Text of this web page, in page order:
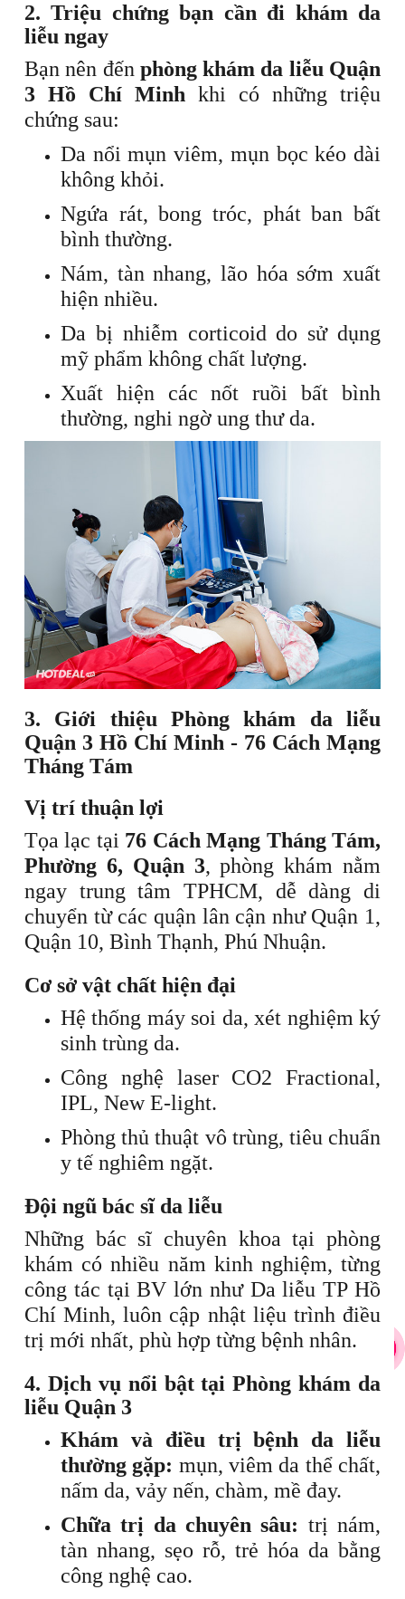
2. Triệu chứng bạn cần đi khám da
liễu ngay
Bạn nên đến phòng khám da liễu Quận
3 Hồ Chí Minh khi có những triệu
chứng sau:
Da nổi mụn viêm, mụn bọc kéo dài
không khỏi.
Ngứa rát, bong tróc, phát ban bất
bình thường.
Nám, tàn nhang, lão hóa sớm xuất
hiện nhiều.
Da bị nhiễm corticoid do sử dụng
mỹ phẩm không chất lượng.
Xuất hiện các nốt ruồi bất bình
thường, nghi ngờ ung thư da.
3. Giới thiệu Phòng khám da liễu
Quận 3 Hồ Chí Minh - 76 Cách Mạng
Tháng Tám
Vị trí thuận lợi
Tọa lạc tại 76 Cách Mạng Tháng Tám,
Phường 6, Quận 3, phòng khám nằm
ngay trung tâm TPHCM, dễ dàng di
chuyển từ các quận lân cận như Quận 1,
Quận 10, Bình Thạnh, Phú Nhuận.
Cơ sở vật chất hiện đại
Hệ thống máy soi da, xét nghiệm ký
sinh trùng da.
Công nghệ laser CO2 Fractional,
IPL, New E-light.
Phòng thủ thuật vô trùng, tiêu chuẩn
y tế nghiêm ngặt.
Đội ngũ bác sĩ da liễu
Những bác sĩ chuyên khoa tại phòng
khám có nhiều năm kinh nghiệm, từng
công tác tại BV lớn như Da liễu TP Hồ
Chí Minh, luôn cập nhật liệu trình điều
trị mới nhất, phù hợp từng bệnh nhân.
4. Dịch vụ nổi bật tại Phòng khám da
liễu Quận 3
Khám và điều trị bệnh da liễu
thường gặp: mụn, viêm da thể chất,
nấm da, vảy nến, chàm, mề đay.
Chữa trị da chuyên sâu: trị nám,
tàn nhang, sẹo rỗ, trẻ hóa da bằng
công nghệ cao.